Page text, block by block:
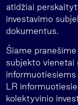
atidžiai
investavimo
dokumentus.
Šiame
subjekto
LR
kolektyvinio